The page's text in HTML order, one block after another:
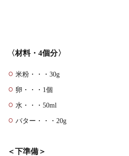
〈材料・4個分〉
米粉・・・30g
卵・・・1個
水・・・50ml
バター・・・20g
＜下準備＞